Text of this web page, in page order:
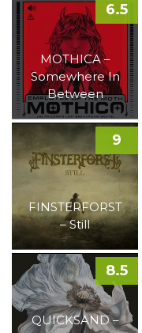
MOTHICA –
Somewhere In
Between
6.5
FINSTERFORST
– Still
9
QUICKSAND –
8.5